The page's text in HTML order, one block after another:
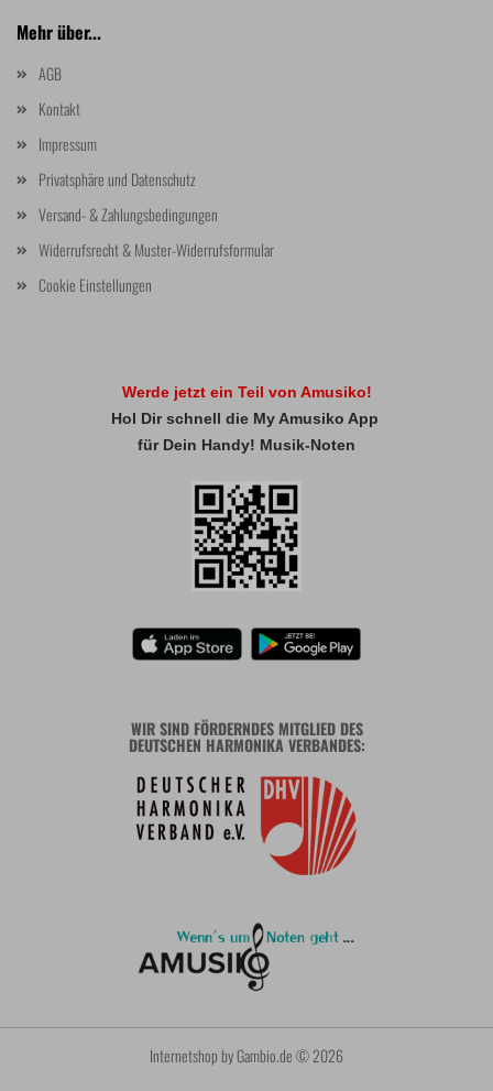
Mehr über...
AGB
Kontakt
Impressum
Privatsphäre und Datenschutz
Versand- & Zahlungsbedingungen
Widerrufsrecht & Muster-Widerrufsformular
Cookie Einstellungen
Werde jetzt ein Teil von Amusiko!
Hol Dir schnell die My Amusiko App
für Dein Handy! Musik-Noten
WIR SIND FÖRDERNDES MITGLIED DES
DEUTSCHEN HARMONIKA VERBANDES:
Internetshop by Gambio.de © 2026